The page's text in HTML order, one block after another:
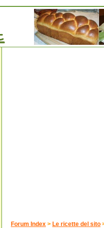
Forum Index > Le ricette del sito